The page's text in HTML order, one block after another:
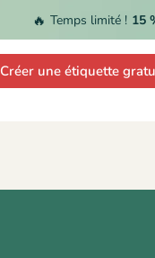
Temps limité ! 15 %
Créer une étiquette